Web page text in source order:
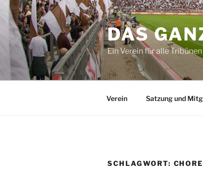
Zum
Inhalt
springen
DAS
Ein Verein für alle
Verein Satzung und
SCHLAGWORT: